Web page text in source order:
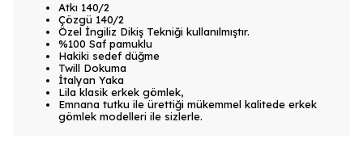
Atkı 140/2
Çözgü 140/2
Özel İngiliz Dikiş Tekniği kullanılmıştır.
%100 Saf pamuklu
Hakiki sedef düğme
Twill Dokuma
İtalyan Yaka
Lila klasik erkek gömlek,
Emnana tutku ile ürettiği mükemmel kalitede erkek
gömlek modelleri ile sizlerle.